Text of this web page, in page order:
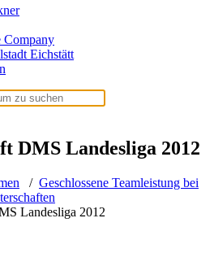
Company
Eichstätt
DMS Landesliga 2012
/ Geschlossene Teamleistung bei
Landesliga 2012